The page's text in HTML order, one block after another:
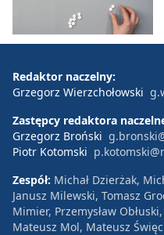
Redaktor naczelny:
Grzegorz Wierzchołowski
Zastępcy redaktora
Grzegorz Broński
Piotr Kotomski
Zespół: Michał Dzierżak,
Janusz Milewski, Tomasz
Mimier, Przemysław
Mateusz Mol, Mateusz